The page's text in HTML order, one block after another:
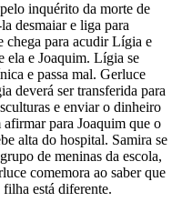
inquérito da morte de
desmaiar e liga para
para acudir Lígia e
ela e Joaquim. Lígia se
e passa mal. Gerluce
deverá ser transferida para
e enviar o dinheiro
para Joaquim que o
alta do hospital. Samira se
de meninas da escola,
comemora ao saber que
está diferente.